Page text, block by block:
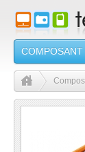
COMPOSANT